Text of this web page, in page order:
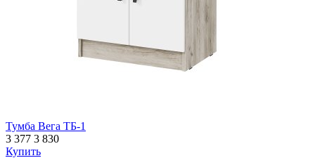
Тумба Вега ТБ-1
3 377 3 830
Купить